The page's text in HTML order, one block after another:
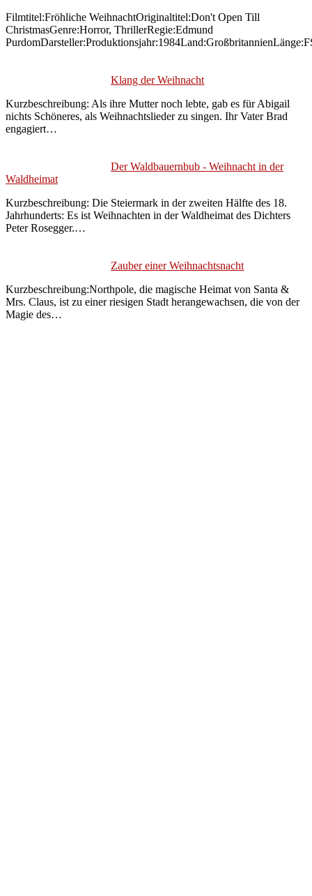
Filmtitel:Fröhliche WeihnachtOriginaltitel:Don't Open Till
ChristmasGenre:Horror, ThrillerRegie:Edmund
Klang der Weihnacht
Kurzbeschreibung: Als ihre Mutter noch lebte, gab es für Abigail
nichts Schöneres, als Weihnachtslieder zu singen. Ihr Vater Brad
engagiert…
Der Waldbauernbub - Weihnacht in der
Waldheimat
Kurzbeschreibung: Die Steiermark in der zweiten Hälfte des 18.
Jahrhunderts: Es ist Weihnachten in der Waldheimat des Dichters
Peter Rosegger.…
Zauber einer Weihnachtsnacht
Kurzbeschreibung:Northpole, die magische Heimat von Santa &
Mrs. Claus, ist zu einer riesigen Stadt herangewachsen, die von der
Magie des…